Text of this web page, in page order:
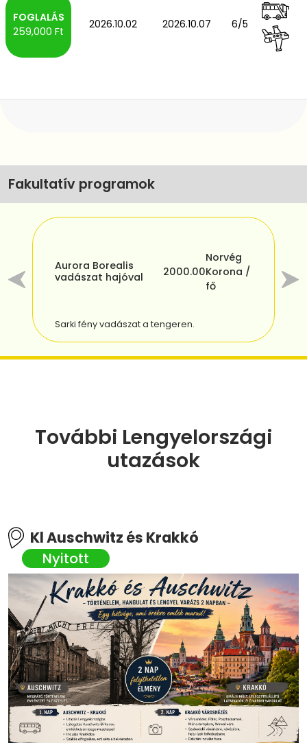
259,000 Ft
2026.10.02 2026.10.07 6/5
Fakultatív programok
Aurora Borealis
vadászat hajóval
2000.00
Norvég
Korona /
fő
További Lengyelországi
utazások
Kl Auschwitz és Krakkó